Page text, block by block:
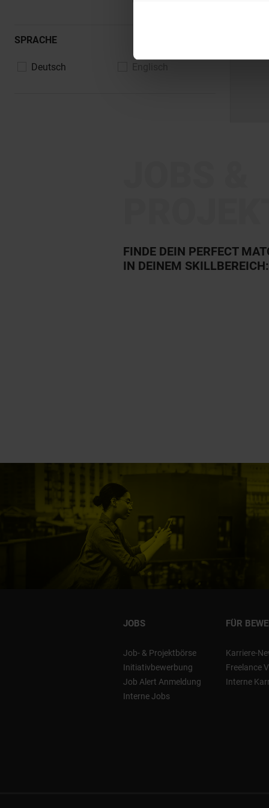
SPRACHE
Deutsch
FINDE DEIN PERFECT
IN DEINEM SKILLBEREICH:
JOBS
Job- & Projektbörse
Initiativbewerbung
Job Alert Anmeldung
Interne Jobs
FÜR
Karriere-
Freelance
Interne